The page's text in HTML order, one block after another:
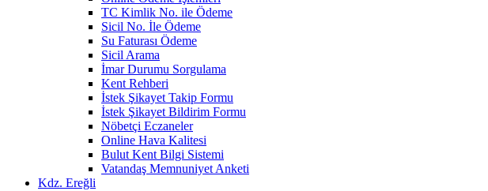
TC Kimlik No. ile Ödeme
Sicil No. İle Ödeme
Su Faturası Ödeme
Sicil Arama
İmar Durumu Sorgulama
Kent Rehberi
İstek Şikayet Takip Formu
İstek Şikayet Bildirim Formu
Nöbetçi Eczaneler
Online Hava Kalitesi
Bulut Kent Bilgi Sistemi
Vatandaş Memnuniyet Anketi
Kdz. Ereğli